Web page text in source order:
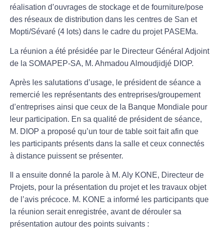
réalisation d’ouvrages de stockage et de fourniture/pose
des réseaux de distribution dans les centres de San et
Mopti/Sévaré (4 lots) dans le cadre du projet PASEMa.
La réunion a été présidée par le Directeur Général Adjoint
de la SOMAPEP-SA, M. Ahmadou Almoudjidjé DIOP.
Après les salutations d’usage, le président de séance a
remercié les représentants des entreprises/groupement
d’entreprises ainsi que ceux de la Banque Mondiale pour
leur participation. En sa qualité de président de séance,
M. DIOP a proposé qu’un tour de table soit fait afin que
les participants présents dans la salle et ceux connectés
à distance puissent se présenter.
Il a ensuite donné la parole à M. Aly KONE, Directeur de
Projets, pour la présentation du projet et les travaux objet
de l’avis précoce. M. KONE a informé les participants que
la réunion serait enregistrée, avant de dérouler sa
présentation autour des points suivants :